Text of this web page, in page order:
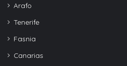
Arafo
Tenerife
Fasnia
Canarias